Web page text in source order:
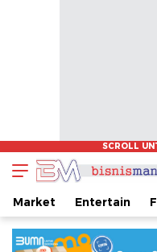
Market Entertain